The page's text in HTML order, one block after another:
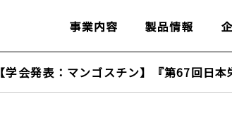
【学会発表：マンゴスチン】『第67回日